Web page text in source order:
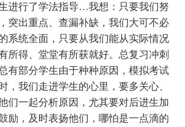
进行了学法指导…我想：只要我们努
突出重点、查漏补缺，我们大可不必
系统全面，只要从我们能从实际情况
所得、堂堂有所获就好。总复习冲刺
有部分学生由于种种原因，模拟考试
，我们走进学生的心里，要多关心、
们一起分析原因，尤其要对后进生加
励，及时表扬他们，哪怕是一点滴的